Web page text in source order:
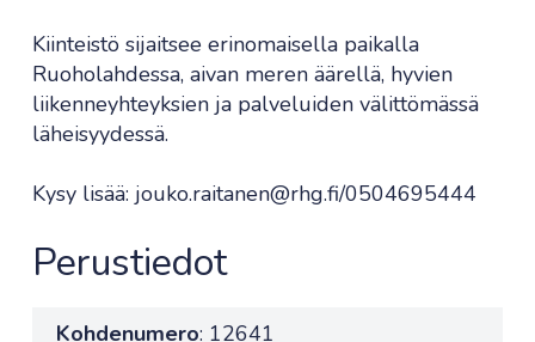
Kiinteistö sijaitsee erinomaisella paikalla
Ruoholahdessa, aivan meren äärellä, hyvien
liikenneyhteyksien ja palveluiden välittömässä
läheisyydessä.
Kysy lisää: jouko.raitanen@rhg.fi/0504695444
Perustiedot
Kohdenumero: 12641